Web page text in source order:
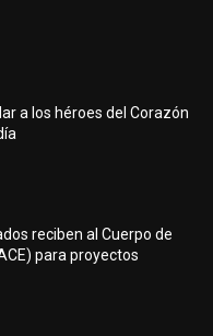
a los héroes del Corazón
reciben al Cuerpo de
para proyectos